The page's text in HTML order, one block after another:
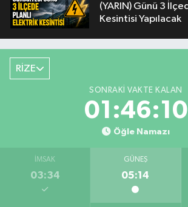
(YARIN) Günü 3 İlçede Planlı Elektrik
Kesintisi Yapılacak
RİZE
SONRAKI VAKTE KALAN
01:46:09
Öğle Namazı
İMSAK
03:34
GÜNEŞ
05:14